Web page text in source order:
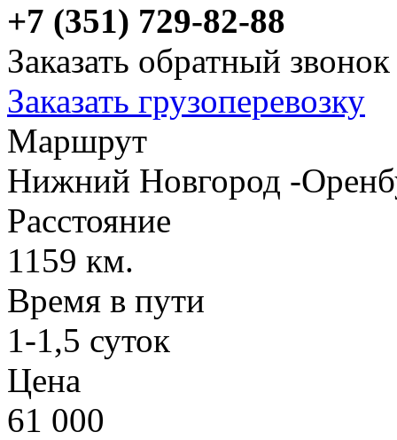
+7 (351) 729-82-88
Заказать обратный звонок
Заказать грузоперевозку
Маршрут
Нижний Новгород -
Расстояние
1159 км.
Время в пути
1-1,5 суток
Цена
61 000